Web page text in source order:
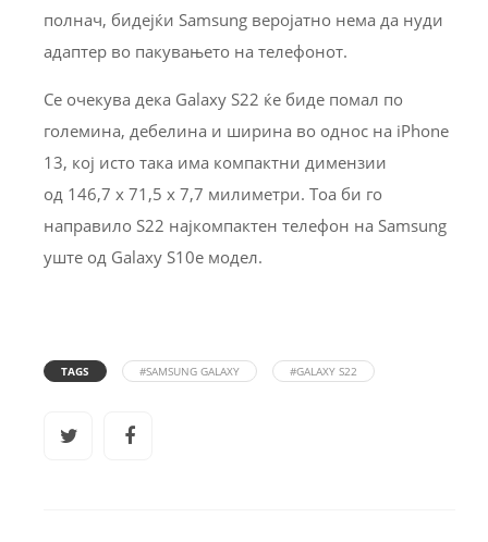
полнач, бидејќи Samsung веројатно нема да нуди
адаптер во пакувањето на телефонот.
Се очекува дека Galaxy S22 ќе биде помал по
големина, дебелина и ширина во однос на iPhone
13, кој исто така има компактни димензии
од 146,7 x 71,5 x 7,7 милиметри. Тоа би го
направило S22 најкомпактен телефон на Samsung
уште од Galaxy S10e модел.
TAGS #SAMSUNG GALAXY #GALAXY S22